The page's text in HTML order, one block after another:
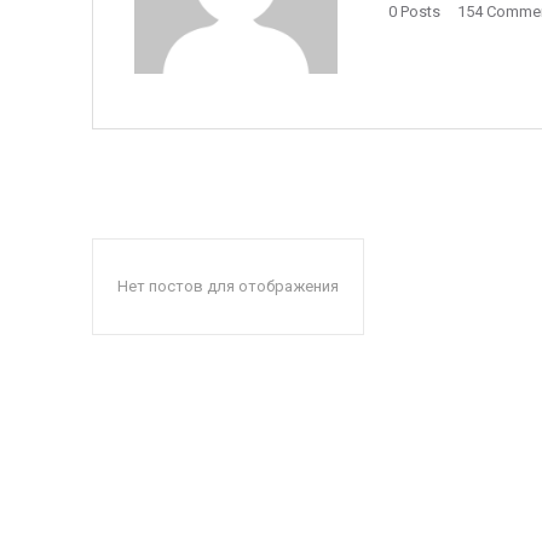
0 Posts 154
Нет постов для отображения